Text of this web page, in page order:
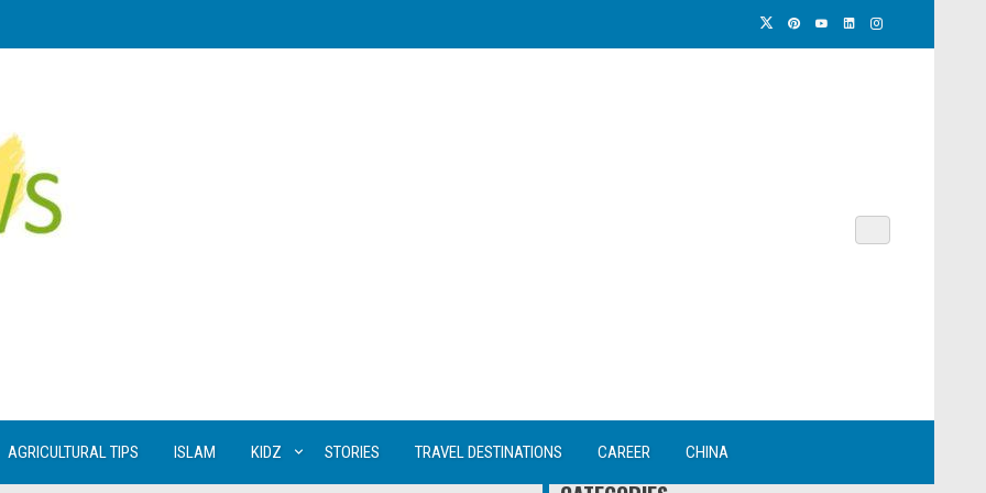
AGRICULTURAL TIPS ISLAM KIDZ STORIES TRAVEL DESTINATIONS CAREER CHINA